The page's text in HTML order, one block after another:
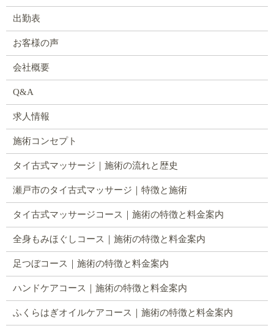
出勤表
お客様の声
会社概要
Q&A
求人情報
施術コンセプト
タイ古式マッサージ｜施術の流れと歴史
瀬戸市のタイ古式マッサージ｜特徴と施術
タイ古式マッサージコース｜施術の特徴と料金案内
全身もみほぐしコース｜施術の特徴と料金案内
足つぼコース｜施術の特徴と料金案内
ハンドケアコース｜施術の特徴と料金案内
ふくらはぎオイルケアコース｜施術の特徴と料金案内